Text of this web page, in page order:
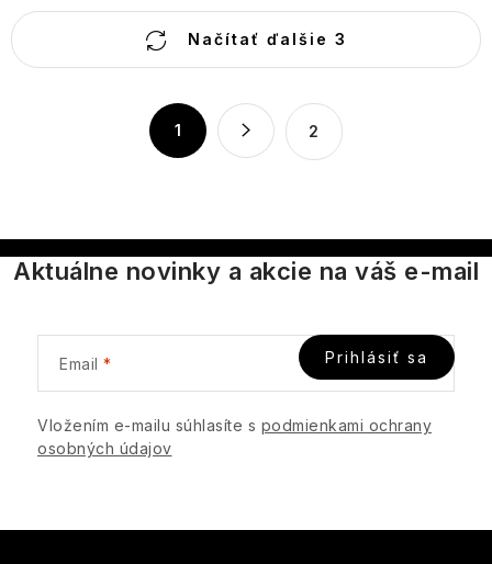
O
v
e
p
s
Načítať ďalšie 3
k
o
1 2
Aktuálne novinky a akcie na váš e-mail
Email
Vložením e-mailu súhlasíte s podmienkami ochrany
osobných údajov
Prihlásiť sa